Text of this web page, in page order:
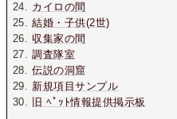
カイロの間
結婚・子供(2世)
収集家の間
調査隊室
伝説の洞窟
新規項目サンプル
旧 ﾍﾟｯﾄ情報提供掲示板